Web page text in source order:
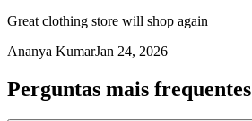
Great clothing store will shop again
Ananya KumarJan 24, 2026
Perguntas mais frequentes